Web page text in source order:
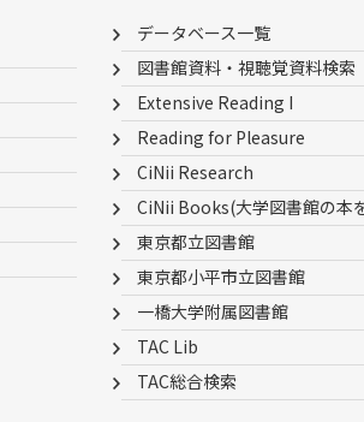
データベース一覧
図書館資料・視聴覚資料検索
Extensive Reading I
Reading for Pleasure
CiNii Research
CiNii Books(大学図書館の本
東京都立図書館
東京都小平市立図書館
一橋大学附属図書館
TAC Lib
TAC総合検索